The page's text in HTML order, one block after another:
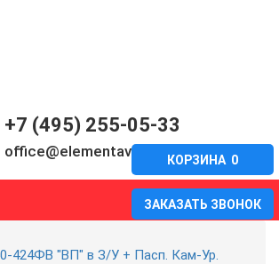
+7 (495) 255-05-33
office@elementavia.ru
ЗАКАЗАТЬ ЗВОНОК
КОРЗИНА 0
424ФВ "ВП" в З/У + Пасп. Кам-Ур.